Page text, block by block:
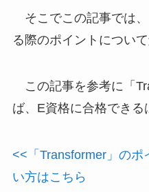
そこでこの記事では、
る際のポイントについて
この記事を参考に「
ば、E資格に合格できる
<<「Transformer」のポ
い方はこちら